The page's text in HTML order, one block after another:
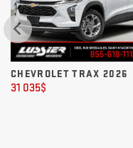
CHEVROLET TRAX 2026
31 035$